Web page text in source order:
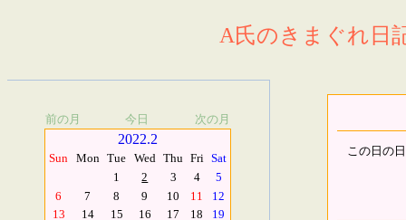
A氏のきまぐれ日
前の月 今日 次の月
2022.2
Sun Mon Tue Wed Thu Fri Sat
1
2 3 4
5
6
7 8 9 10 11
12
13
14 15 16 17 18
19
この日の